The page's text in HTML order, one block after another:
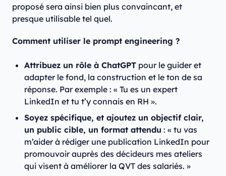
proposé sera ainsi bien plus convaincant, et
presque utilisable tel quel.
Comment utiliser le prompt engineering ?
Attribuez un rôle à ChatGPT pour le guider et
adapter le fond, la construction et le ton de sa
réponse. Par exemple : « Tu es un expert
LinkedIn et tu t’y connais en RH ».
Soyez spécifique, et ajoutez un objectif clair,
un public cible, un format attendu : « tu vas
m’aider à rédiger une publication LinkedIn pour
promouvoir auprès des décideurs mes ateliers
qui visent à améliorer la QVT des salariés. »